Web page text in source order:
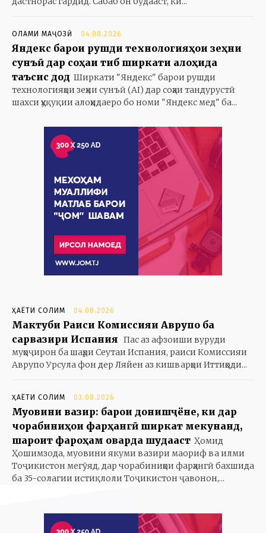
ОЛАМИ МАҶОЗӢ 04.08.2026
Яндекс барои рушди технологияҳои зеҳни
сунъӣ дар соҳаи тиб ширкати алоҳида
таъсис дод Ширкати "Яндекс" барои рушди
технологияҳои зеҳни сунъӣ (AI) дар соҳаи тандурустӣ
шахси ҳуқуқии алоҳидаеро бо номи "Яндекс мед" ба...
ҲАЁТИ СОЛИМ 04.08.2026
Мактуби Раиси Комиссияи Аврупо ба
сарвазири Испания Пас аз афзоиши вуруди
муҳоҷирон ба шаҳри Сеутаи Испания, раиси Комиссияи
Аврупо Урсула фон дер Ляйен аз кишварҳои Иттиҳоди...
ҲАЁТИ СОЛИМ 03.08.2026
Муовини вазир: барои донишҷӯёне, ки дар
чорабиниҳои фарҳангӣ ширкат мекунанд,
шароит фароҳам оварда шудааст Ҳомид
Ҳошимзода, муовини якуми вазири маориф ва илми
Тоҷикистон мегӯяд, дар чорабиниҳои фарҳангӣ бахшида
ба 35-солагии истиқлоли Тоҷикистон ҷавонон,...